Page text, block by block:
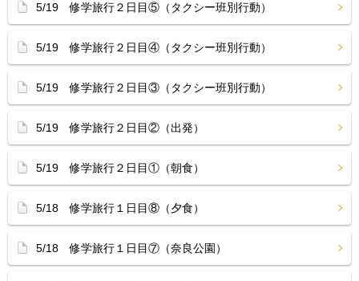
5/19 修学旅行２日目⑤（タクシー班別行動）
5/19 修学旅行２日目④（タクシー班別行動）
5/19 修学旅行２日目③（タクシー班別行動）
5/19 修学旅行２日目②（出発）
5/19 修学旅行２日目①（朝食）
5/18 修学旅行１日目⑧（夕食）
5/18 修学旅行１日目⑦（奈良公園）